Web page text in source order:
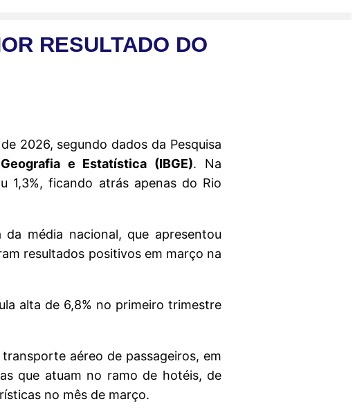
RESULTADO DO
2026, segundo dados da Pesquisa
e Estatística (IBGE). Na
1,3%, ficando atrás apenas do Rio
média nacional, que apresentou
resultados positivos em março na
alta de 6,8% no primeiro trimestre
aéreo de passageiros, em
que atuam no ramo de hotéis, de
no mês de março.